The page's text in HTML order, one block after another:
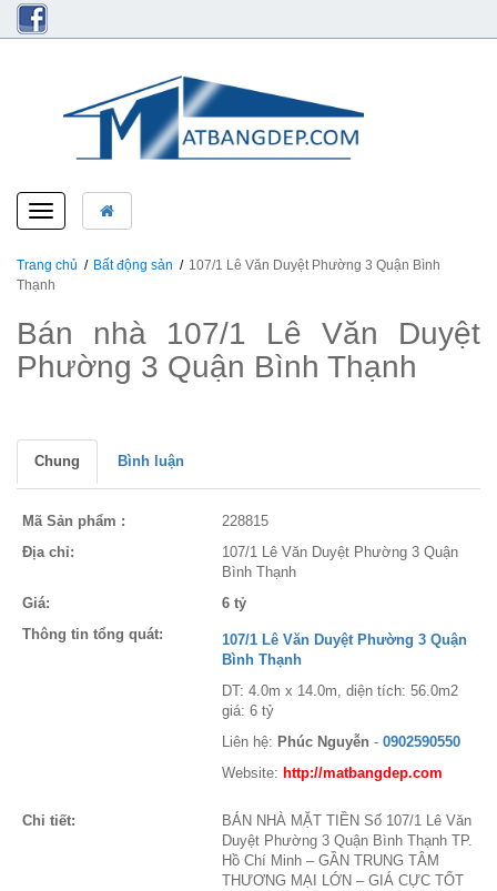
Toggle
navigation
Trang chủ Bất động sản
107/1 Lê Văn Duyệt Phường 3 Quận Bình
Thạnh
Bán nhà 107/1 Lê Văn Duyệt
Phường 3 Quận Bình Thạnh
Chung Bình luận
Mã Sản phẩm :
228815
Địa chỉ:
107/1 Lê Văn Duyệt Phường 3 Quận
Bình Thạnh
Giá:
6 tỷ
Thông tin tổng quát:
107/1 Lê Văn Duyệt Phường 3 Quận
Bình Thạnh
DT: 4.0m x 14.0m, diện tích: 56.0m2
giá: 6 tỷ
Liên hệ: Phúc Nguyễn - 0902590550
Website: http://matbangdep.com
Chi tiết:
BÁN NHÀ MẶT TIỀN Số 107/1 Lê Văn
Duyệt Phường 3 Quận Bình Thạnh TP.
Hồ Chí Minh – GẦN TRUNG TÂM
THƯƠNG MẠI LỚN – GIÁ CỰC TỐT